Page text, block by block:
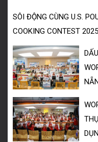
SÔI ĐỘNG CÙNG U.S.
COOKING CONTEST 2025